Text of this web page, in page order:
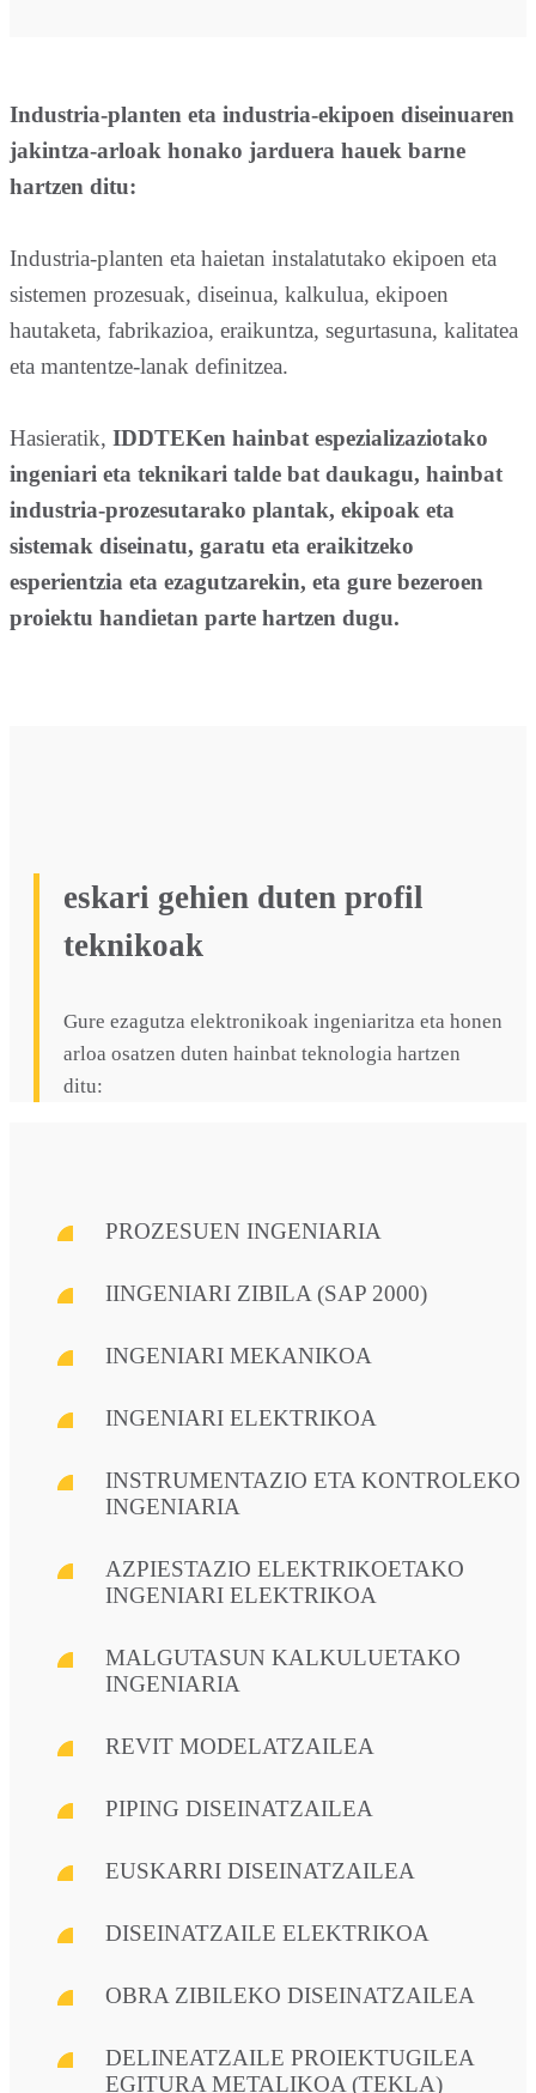
Industria-planten eta industria-ekipoen diseinuaren
jakintza-arloak honako jarduera hauek barne
hartzen ditu:
Industria-planten eta haietan instalatutako ekipoen eta
sistemen prozesuak, diseinua, kalkulua, ekipoen
hautaketa, fabrikazioa, eraikuntza, segurtasuna, kalitatea
eta mantentze-lanak definitzea.
Hasieratik, IDDTEKen hainbat espezializaziotako
ingeniari eta teknikari talde bat daukagu, hainbat
industria-prozesutarako plantak, ekipoak eta
sistemak diseinatu, garatu eta eraikitzeko
esperientzia eta ezagutzarekin, eta gure bezeroen
proiektu handietan parte hartzen dugu.
eskari gehien duten profil
teknikoak
Gure ezagutza elektronikoak ingeniaritza eta honen
arloa osatzen duten hainbat teknologia hartzen
ditu:
PROZESUEN INGENIARIA
IINGENIARI ZIBILA (SAP 2000)
INGENIARI MEKANIKOA
INGENIARI ELEKTRIKOA
INSTRUMENTAZIO ETA KONTROLEKO
INGENIARIA
AZPIESTAZIO ELEKTRIKOETAKO
INGENIARI ELEKTRIKOA
MALGUTASUN KALKULUETAKO
INGENIARIA
REVIT MODELATZAILEA
PIPING DISEINATZAILEA
EUSKARRI DISEINATZAILEA
DISEINATZAILE ELEKTRIKOA
OBRA ZIBILEKO DISEINATZAILEA
DELINEATZAILE PROIEKTUGILEA
EGITURA METALIKOA (TEKLA)